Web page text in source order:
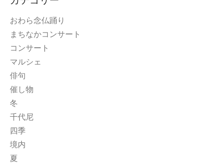
おわら念仏踊り
まちなかコンサート
コンサート
マルシェ
俳句
催し物
冬
千代尼
四季
境内
夏